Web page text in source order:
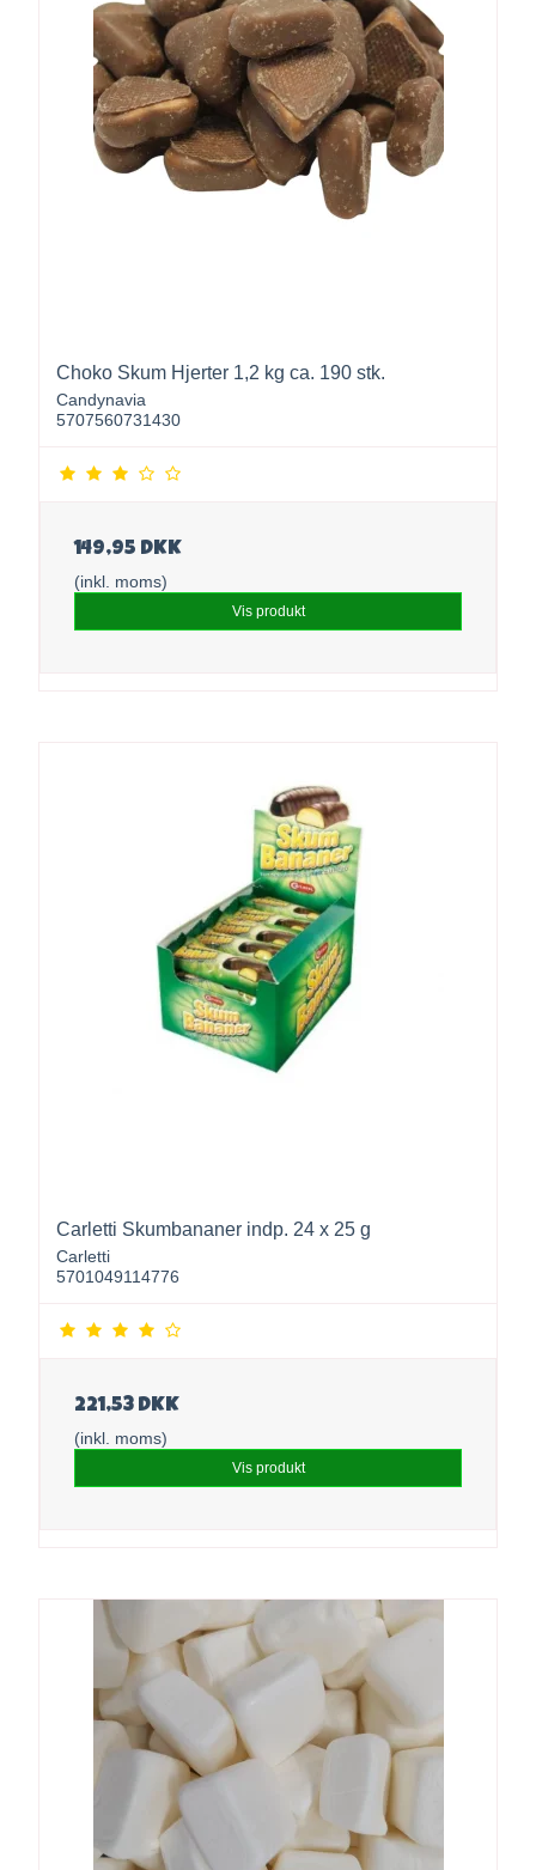
Choko Skum Hjerter 1,2 kg ca. 190 stk.
Candynavia
5707560731430
149,95 DKK
(inkl. moms)
Vis produkt
Carletti Skumbananer indp. 24 x 25 g
Carletti
5701049114776
221,53 DKK
(inkl. moms)
Vis produkt